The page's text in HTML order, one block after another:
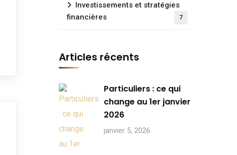
Investissements et stratégies
financières
7
Articles récents
Particuliers : ce qui
change au 1er janvier
2026
janvier 5, 2026